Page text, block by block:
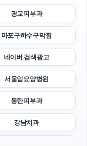
광교피부과
마포구하수구막힘
네이버 검색광고
서울암요양병원
동탄피부과
강남치과